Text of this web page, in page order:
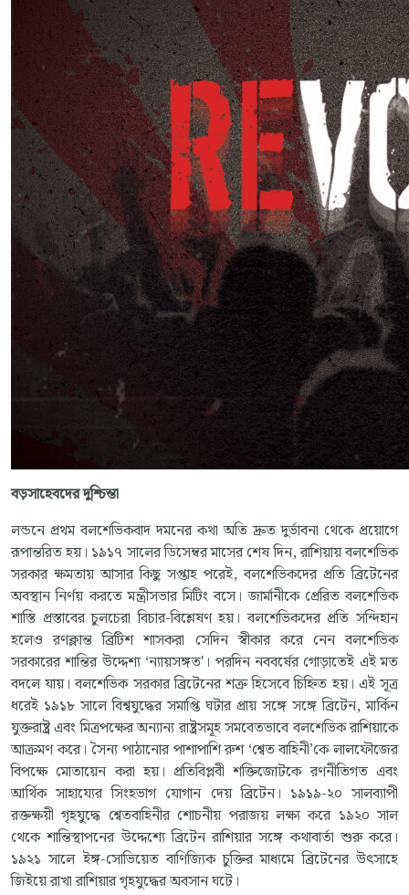
বড়সাহেবদেরদুশ্চিন্তা
লন্ডনে প্রথম বলশেভিকবাদ দমনের কথা অতি দ্রুত দুর্ভাবনা থেকে প্রয়োগে
রূপান্তরিত হয়। ১৯১৭ সালের ডিসেম্বর মাসের শেষ দিন, রাশিয়ায় বলশেভিক
সরকার ক্ষমতায় আসার কিছু সপ্তাহ পরেই, বলশেভিকদের প্রতি ব্রিটেনের
অবস্থান নির্ণয় করতে মন্ত্রীসভার মিটিং বসে। জার্মানীকে প্রেরিত বলশেভিক
শাস্তি প্রস্তাবের চুলচেরা বিচার-বিশ্লেষণ হয়। বলশেভিকদের প্রতি সন্দিহান
হলেও রণক্লান্ত ব্রিটিশ শাসকরা সেদিন স্বীকার করে নেন বলশেভিক
সরকারের শান্তির উদ্দেশ্য ‘ন্যায়সঙ্গত'। পরদিন নববর্ষের গোড়াতেই এই মত
বদলে যায়। বলশেভিক সরকার ব্রিটেনের শত্রু হিসেবে চিহ্নিত হয়। এই সূত্র
ধরেই ১৯১৮ সালে বিশ্বযুদ্ধের সমাপ্তি ঘটার প্রায় সঙ্গে সঙ্গে ব্রিটেন, মার্কিন
যুক্তরাষ্ট্র এবং মিত্রপক্ষের অন্যান্য রাষ্ট্রসমূহ সমবেতভাবে বলশেভিক রাশিয়াকে
আক্রমণ করে। সৈন্য পাঠানোর পাশাপাশি রুশ ‘শ্বেত বাহিনী’কে লালফৌজের
বিপক্ষে মোতায়েন করা হয়। প্রতিবিপ্লবী শক্তিজোটকে রণনীতিগত এবং
আর্থিক সাহায্যের সিংহভাগ যোগান দেয় ব্রিটেন। ১৯১৯-২০ সালব্যাপী
রক্তক্ষয়ী গৃহযুদ্ধে শ্বেতবাহিনীর শোচনীয় পরাজয় লক্ষ্য করে ১৯২০ সাল
থেকে শান্তিস্থাপনের উদ্দেশ্যে ব্রিটেন রাশিয়ার সঙ্গে কথাবার্তা শুরু করে।
১৯২১ সালে ইঙ্গ-সোভিয়েত বাণিজ্যিক চুক্তির মাধ্যমে ব্রিটেনের উৎসাহে
জিইয়ে রাখা রাশিয়ার গৃহযুদ্ধের অবসান ঘটে।